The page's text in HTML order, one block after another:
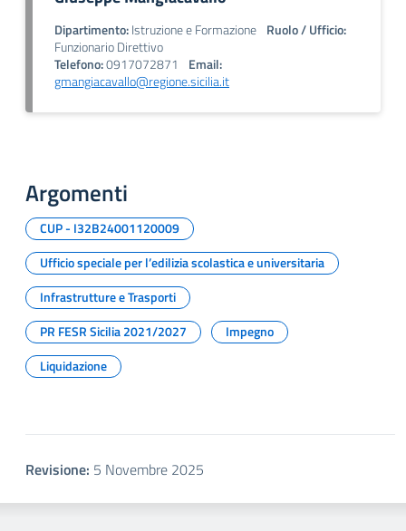
Dipartimento:Istruzione e Formazione Ruolo / Ufficio:
Funzionario Direttivo
Telefono:0917072871
Email:
gmangiacavallo@regione.sicilia.it
Argomenti
CUP - I32B24001120009
Ufficio speciale per l’edilizia scolastica e universitaria
Infrastrutture e Trasporti
PR FESR Sicilia 2021/2027
Impegno
Liquidazione
Revisione: 5 Novembre 2025